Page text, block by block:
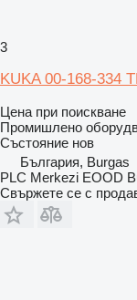
3
KUKA 00-168-334
Цена при поискване
Промишлено
Състояние нов
България, Burgas
PLC Merkezi EOOD
Свържете се с